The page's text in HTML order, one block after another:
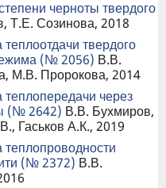
черноты твердого
Т.Е. Созинова, 2018
твердого
(№ 2056) В.В.
М.В. Пророкова, 2014
через
(№ 2642) В.В. Бухмиров,
Гаськов А.К., 2019
(№ 2372) В.В.